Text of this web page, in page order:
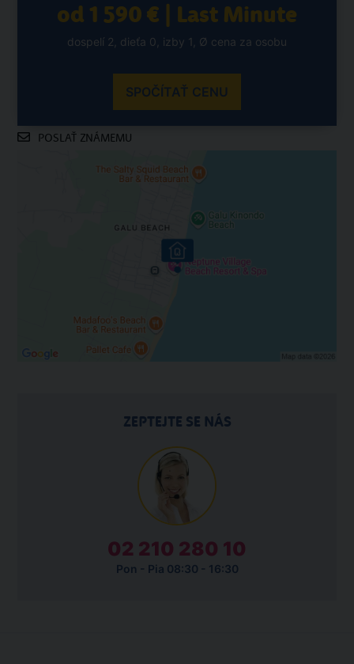
od 1 590 € | Last Minute
dospelí 2, dieťa 0, izby 1, Ø cena za osobu
SPOČÍTAŤ CENU
POSLAŤ ZNÁMEMU
ZEPTEJTE SE NÁS
02 210 280 10
Pon - Pia 08:30 - 16:30